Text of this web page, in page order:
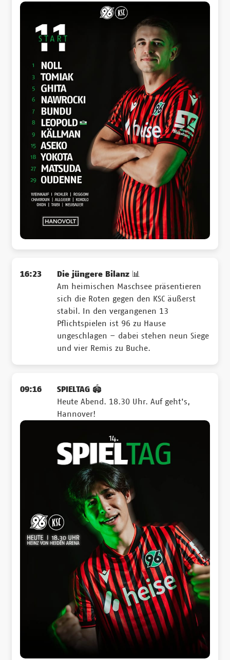
16:23
Die jüngere Bilanz 📊
Am heimischen Maschsee präsentieren
sich die Roten gegen den KSC äußerst
stabil. In den vergangenen 13
Pflichtspielen ist 96 zu Hause
ungeschlagen – dabei stehen neun Siege
und vier Remis zu Buche.
09:16
SPIELTAG 🏟️
Heute Abend. 18.30 Uhr. Auf geht's,
Hannover!